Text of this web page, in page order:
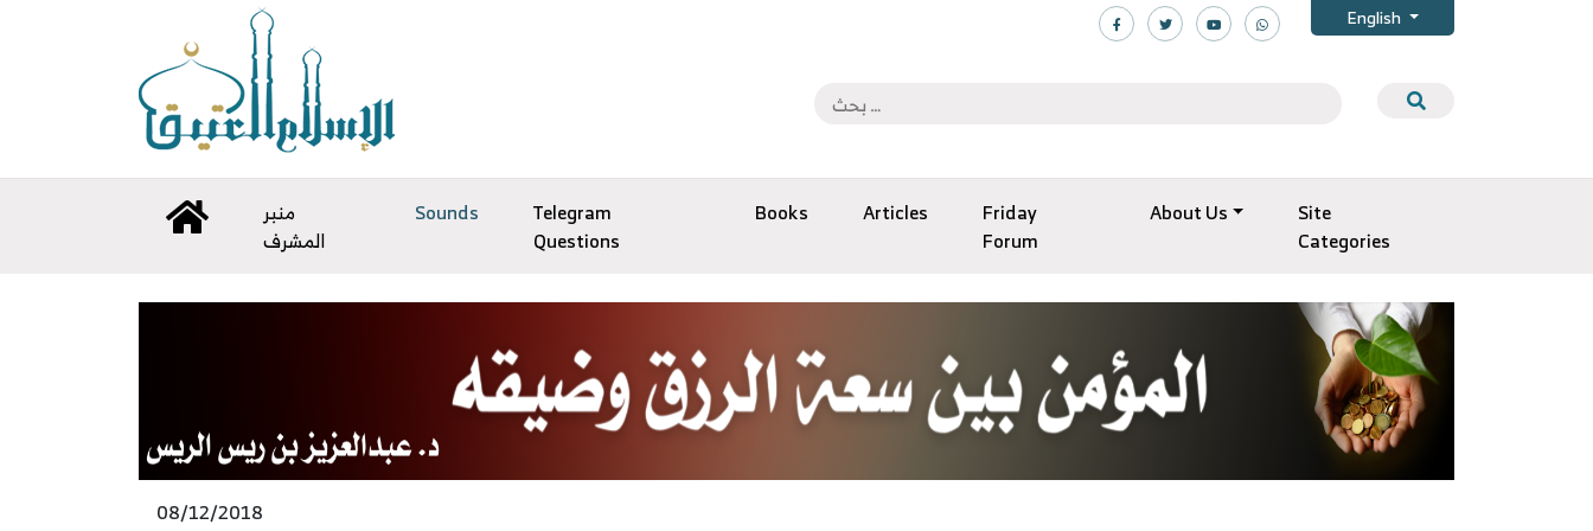
English
منبر
المشرف
Sounds
Telegram
Questions
Books Articles
Friday
Forum
About Us
Site
Categories
08/12/2018